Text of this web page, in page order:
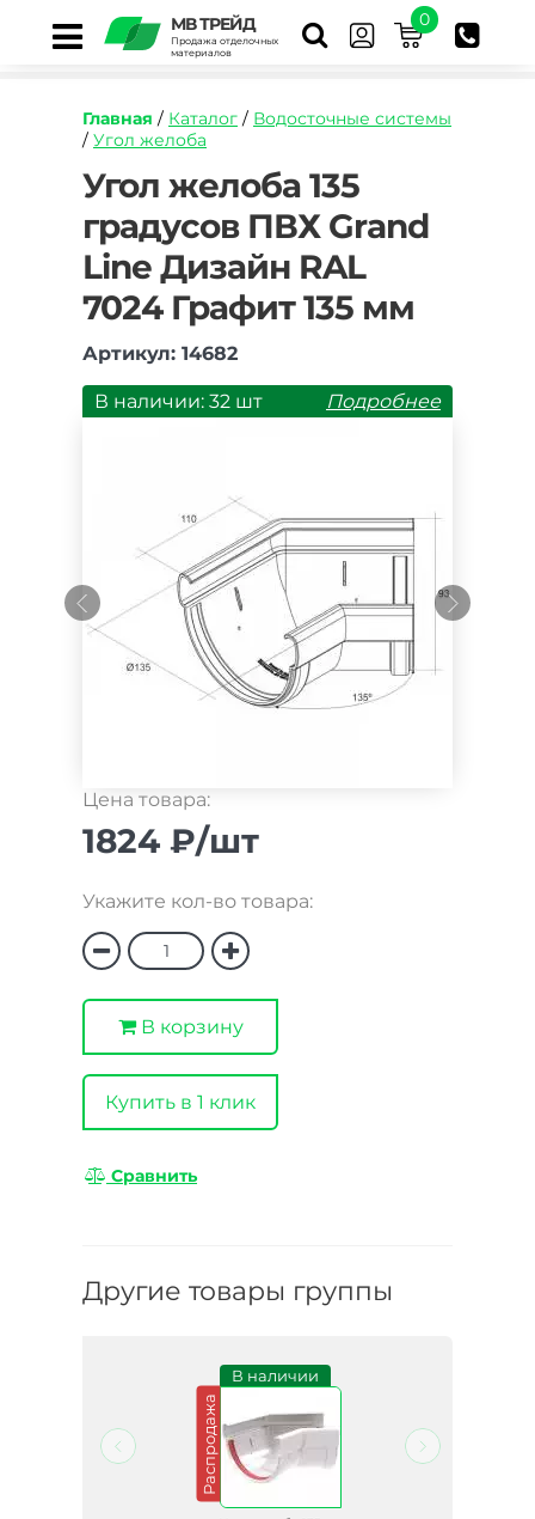
МВ ТРЕЙД
Продажа отделочных
материалов
0
Главная / Каталог / Водосточные системы
/ Угол желоба
https://mvtrade.ru/images/id/normal/ugol-
zheloba-
135-
gradusov-
pvh-
grand-
line-
ral-
7024-
grafit-
Угол желоба 135
градусов ПВХ Grand
Line Дизайн RAL
7024 Графит 135 мм
Артикул: 14682
В наличии: 32 шт Подробнее
Цена товара:
1824 ₽/шт
Укажите кол-во товара:
В корзину
Купить в 1 клик
Сравнить
Другие товары группы
Распродажа
В наличии